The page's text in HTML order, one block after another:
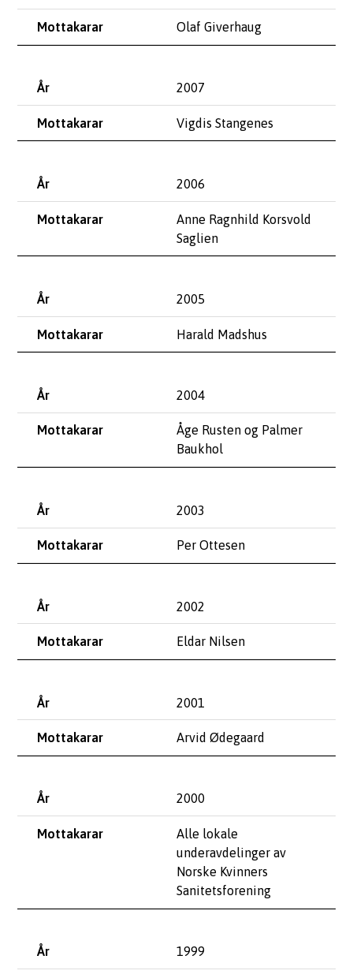
Olaf Giverhaug
2007
Vigdis Stangenes
2006
Anne Ragnhild Korsvold
Saglien
2005
Harald Madshus
2004
Åge Rusten og Palmer
Baukhol
2003
Per Ottesen
2002
Eldar Nilsen
2001
Arvid Ødegaard
2000
Alle lokale
underavdelinger av
Norske Kvinners
Sanitetsforening
1999